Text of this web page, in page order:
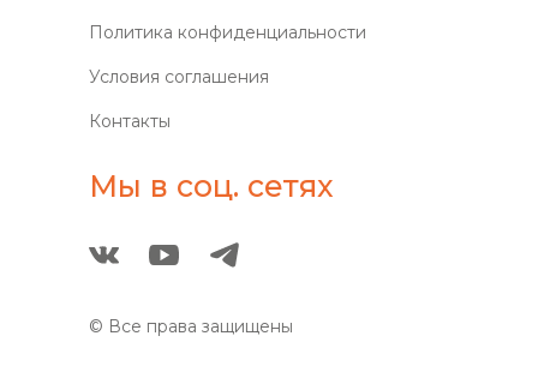
Политика конфиденциальности
Условия соглашения
Контакты
Мы в соц. сетях
© Все права защищены